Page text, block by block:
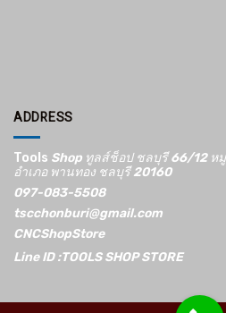
ADDRESS
Tools Shop ทูลส์ช็อป ชลบุรี 66/12​ ห
อำเภอ พานทอง ชลบุรี 20160
097-083-5508
tscchonburi@gmail.com
CNCShopStore
Line ID :TOOLS SHOP STORE